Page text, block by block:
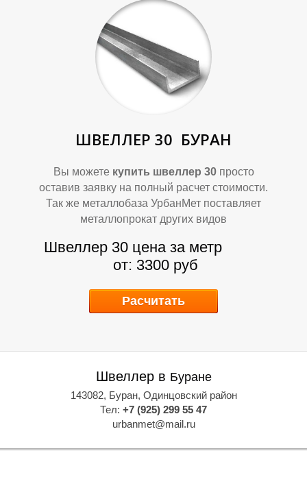
Д
В
ШВЕЛЛЕР 30 БУРАН
Вы можете купить швеллер 30просто
оставив заявку на полный расчет стоимости.
Так же металлобаза УрбанМет поставляет
металлопрокат других видов
Швеллер 30 цена за метр
от: 3300 руб
Расчитать
Швеллер в Буране
143082, Буран, Одинцовский район
Тел: +7 (925) 299 55 47
urbanmet@mail.ru
Д
В